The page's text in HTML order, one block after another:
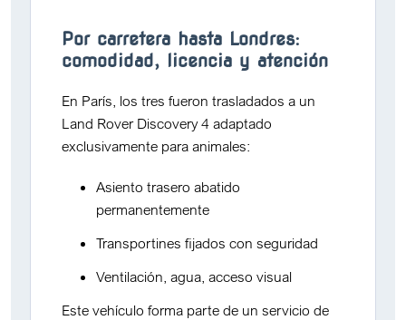
Por carretera hasta Londres:
comodidad, licencia y atención
En París, los tres fueron trasladados a un
Land Rover Discovery 4 adaptado
exclusivamente para animales:
Asiento trasero abatido
permanentemente
Transportines fijados con seguridad
Ventilación, agua, acceso visual
Este vehículo forma parte de unservicio de